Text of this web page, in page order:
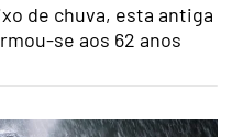
de chuva, esta antiga
se aos 62 anos